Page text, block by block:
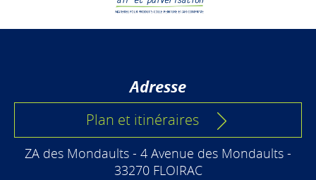
Adresse
Plan et itinéraires
ZA des Mondaults - 4 Avenue des Mondaults -
33270 FLOIRAC